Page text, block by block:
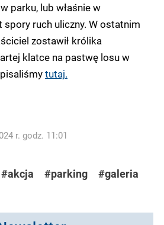
parku, lub właśnie w
spory ruch uliczny. W ostatnim
zostawił królika
klatce na pastwę losu w
tutaj.
r. godz. 11:01
#akcja #parking
#galeria